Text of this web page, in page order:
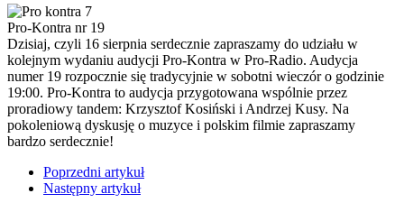
Pro-Kontra nr 19
Dzisiaj, czyli 16 sierpnia serdecznie zapraszamy do udziału w
kolejnym wydaniu audycji Pro-Kontra w Pro-Radio. Audycja
numer 19 rozpocznie się tradycyjnie w sobotni wieczór o godzinie
19:00. Pro-Kontra to audycja przygotowana wspólnie przez
proradiowy tandem: Krzysztof Kosiński i Andrzej Kusy. Na
pokoleniową dyskusję o muzyce i polskim filmie zapraszamy
bardzo serdecznie!
Poprzedni artykuł
Następny artykuł